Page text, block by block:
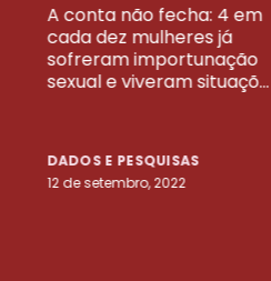
A conta não fecha: 4 em
cada dez mulheres já
sofreram importunação
sexual e viveram situaçõ...
DADOS E PESQUISAS
12 de setembro, 2022